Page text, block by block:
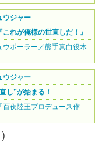
ウジャー
れが俺様の世直しだ！』
ポーラー／熊手真白役木
ウジャー
し”が始まる！
夜陸王プロデュース作